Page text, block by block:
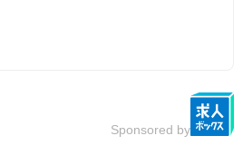
Sponsored by